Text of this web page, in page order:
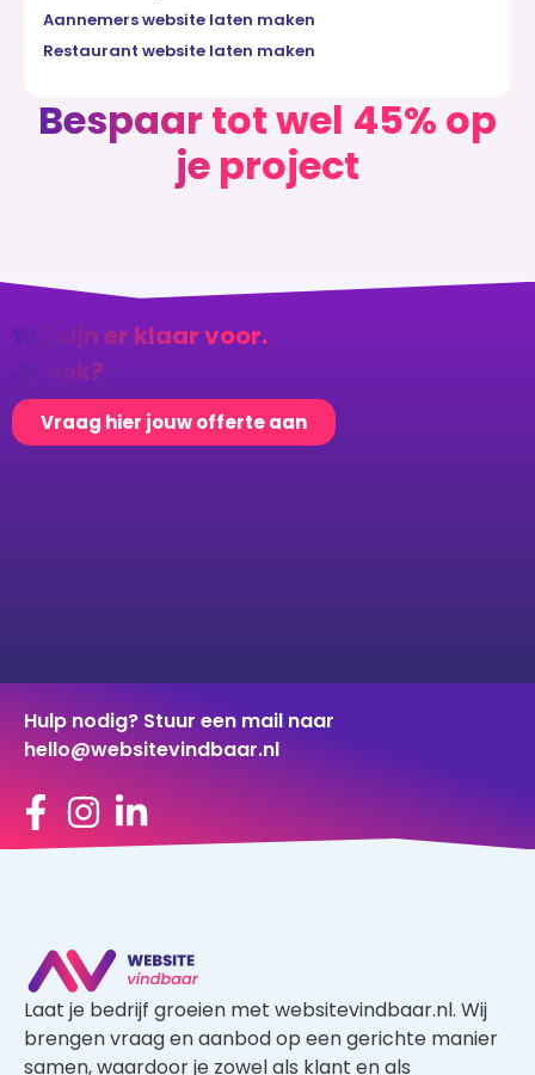
Aannemers website laten maken
Restaurant website laten maken
Bespaar tot wel 45% op
je project
Wij zijn er klaar voor.
Jij ook?
Vraag hier jouw offerte aan
Hulp nodig? Stuur een mail naar
hello@websitevindbaar.nl
Laat je bedrijf groeien met websitevindbaar.nl. Wij
brengen vraag en aanbod op een gerichte manier
samen, waardoor je zowel als klant en als